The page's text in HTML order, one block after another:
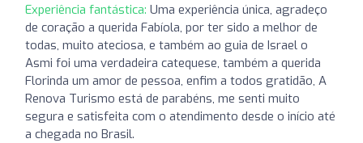
Experiência fantástica: Uma experiência única, agradeço
de coração a querida Fabíola, por ter sido a melhor de
todas, muito ateciosa, e também ao guia de Israel o
Asmi foi uma verdadeira catequese, também a querida
Florinda um amor de pessoa, enfim a todos gratidão, A
Renova Turismo está de parabéns, me senti muito
segura e satisfeita com o atendimento desde o início até
a chegada no Brasil.